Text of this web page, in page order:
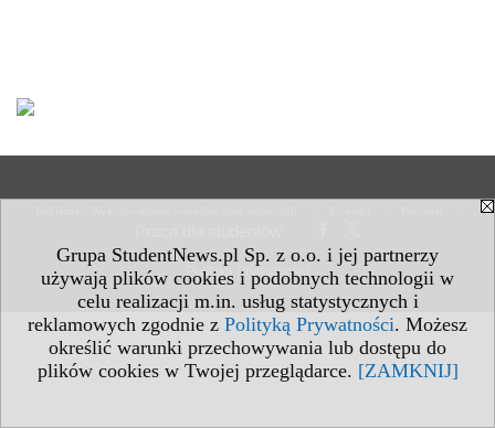
Grupa StudentNews.pl Sp. z o.o. i jej partnerzy
używają plików cookies i podobnych technologii w
celu realizacji m.in. usług statystycznych i
reklamowych zgodnie z Polityką Prywatności. Możesz
określić warunki przechowywania lub dostępu do
plików cookies w Twojej przeglądarce. [ZAMKNIJ]
Polityka Prywatności